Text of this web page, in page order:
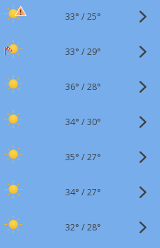
33° /25°
33° /29°
36° /28°
34° /30°
35° /27°
34° /27°
32° /28°